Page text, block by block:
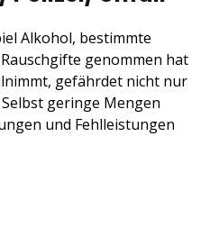
Alkohol, bestimmte
genommen hat
gefährdet nicht nur
geringe Mengen
und Fehlleistungen